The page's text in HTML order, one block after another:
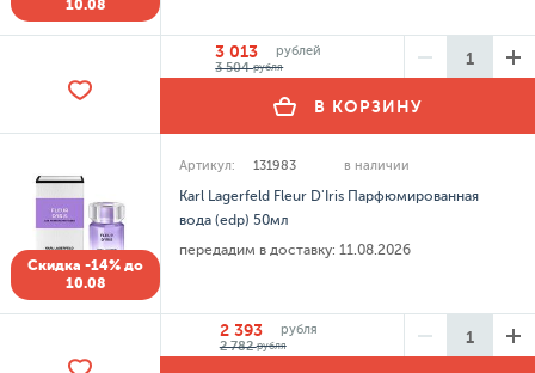
10.08
3 013
рублей
3 504рубля
В КОРЗИНУ
Скидка -14% до
10.08
Артикул: 131983 в наличии
Karl Lagerfeld Fleur D'Iris Парфюмированная
вода (edp) 50мл
передадим в доставку: 11.08.2026
2 393
рубля
2 782рубля